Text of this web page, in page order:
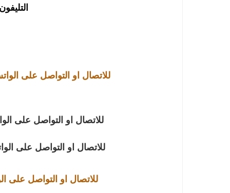
التليفون :
للاتصال او التواصل على
للاتصال او التواصل على
للاتصال او التواصل على
للاتصال او التواصل على